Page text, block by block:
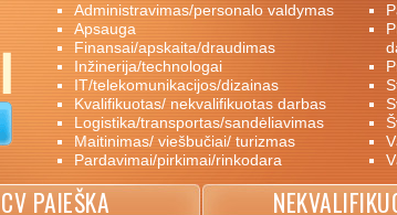
administravimas/personalo valdymas
apsauga
finansai/apskaita/draudimas
inžinerija/technologai
IT/telekomunikacijos/dizainas
kvalifikuotas/ nekvalifikuotas darbas
logistika/transportas/sandėliavimas
maitinimas/ viešbučiai/ turizmas
pardavimai/pirkimai/rinkodara
praktika/savanoriškas darbas/papildomas
CV PAIEŠKA